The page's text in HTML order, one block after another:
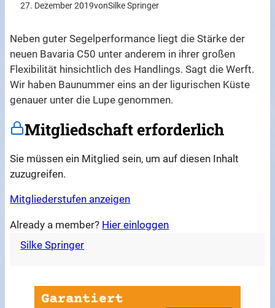
27. Dezember 2019vonSilke Springer
Neben guter Segelperformance liegt die Stärke der
neuen Bavaria C50 unter anderem in ihrer großen
Flexibilität hinsichtlich des Handlings. Sagt die Werft.
Wir haben Baunummer eins an der ligurischen Küste
genauer unter die Lupe genommen.
Mitgliedschaft erforderlich
Sie müssen ein Mitglied sein, um auf diesen Inhalt
zuzugreifen.
Mitgliederstufen anzeigen
Already a member? Hier einloggen
Silke Springer